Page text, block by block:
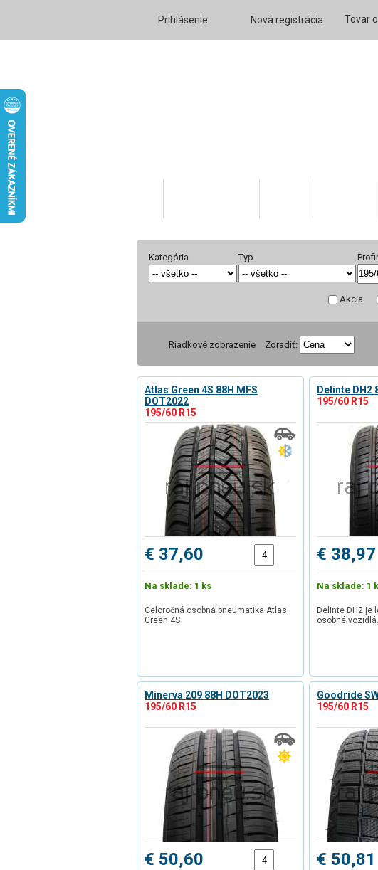
Prihlásenie Nová registrácia Tovar
Kategória Typ
Akcia
Riadkové zobrazenie Zoradiť:
Atlas Green 4S 88H MFS
DOT2022
195/60 R15
€ 37,60
Na sklade: 1 ks
Celoročná osobná pneumatika Atlas
Green 4S
Delinte DH2
195/60 R15
€ 38,97
Na sklade: 1
Delinte DH2 je
osobné vozidlá.
Minerva 209 88H DOT2023
195/60 R15
€ 50,60
Goodride
195/60 R15
€ 50,81